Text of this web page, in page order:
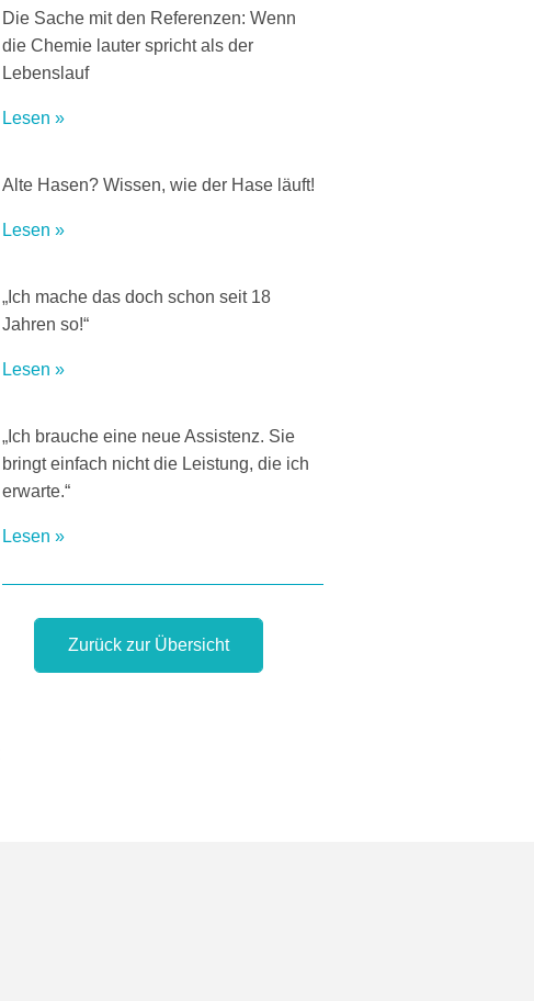
Die Sache mit den Referenzen: Wenn
die Chemie lauter spricht als der
Lebenslauf
Lesen »
Alte Hasen? Wissen, wie der Hase läuft!
Lesen »
„Ich mache das doch schon seit 18
Jahren so!“
Lesen »
„Ich brauche eine neue Assistenz. Sie
bringt einfach nicht die Leistung, die ich
erwarte.“
Lesen »
Zurück zur Übersicht